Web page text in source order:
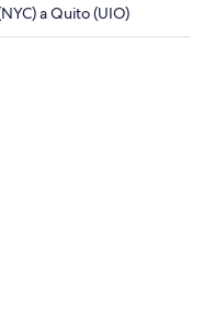
ahora
a Quito (UIO)